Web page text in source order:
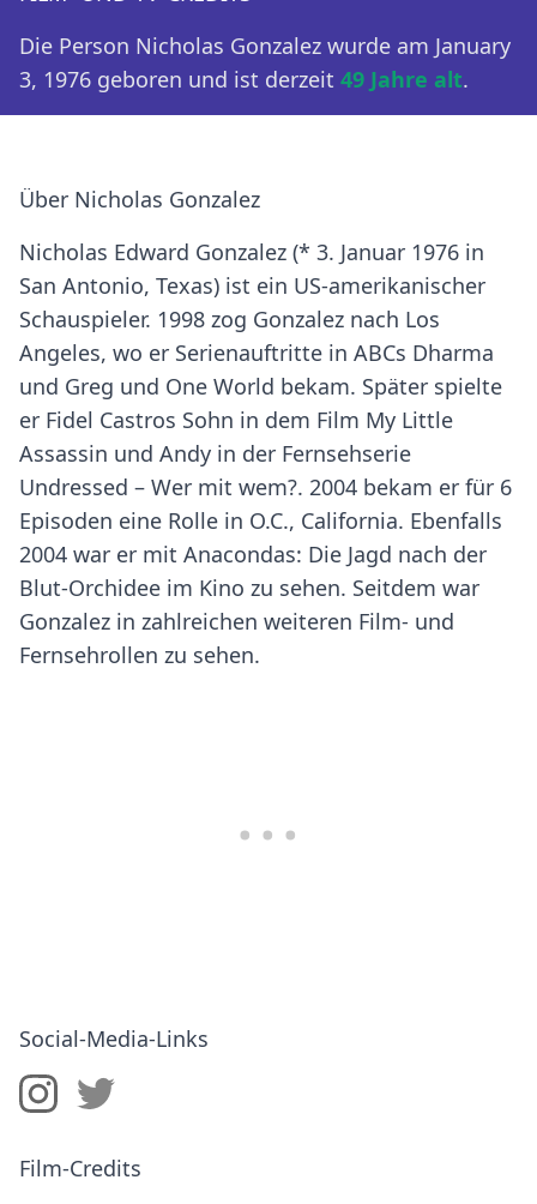
Die Person Nicholas Gonzalez wurde am January
3, 1976 geboren und ist derzeit 49 Jahre alt.
Über Nicholas Gonzalez
Nicholas Edward Gonzalez (* 3. Januar 1976 in
San Antonio, Texas) ist ein US-amerikanischer
Schauspieler. 1998 zog Gonzalez nach Los
Angeles, wo er Serienauftritte in ABCs Dharma
und Greg und One World bekam. Später spielte
er Fidel Castros Sohn in dem Film My Little
Assassin und Andy in der Fernsehserie
Undressed – Wer mit wem?. 2004 bekam er für 6
Episoden eine Rolle in O.C., California. Ebenfalls
2004 war er mit Anacondas: Die Jagd nach der
Blut-Orchidee im Kino zu sehen. Seitdem war
Gonzalez in zahlreichen weiteren Film- und
Fernsehrollen zu sehen.
Social-Media-Links
Film-Credits